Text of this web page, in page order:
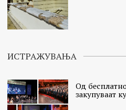
ИСТРАЖУВАЊА
Од
закупуваат